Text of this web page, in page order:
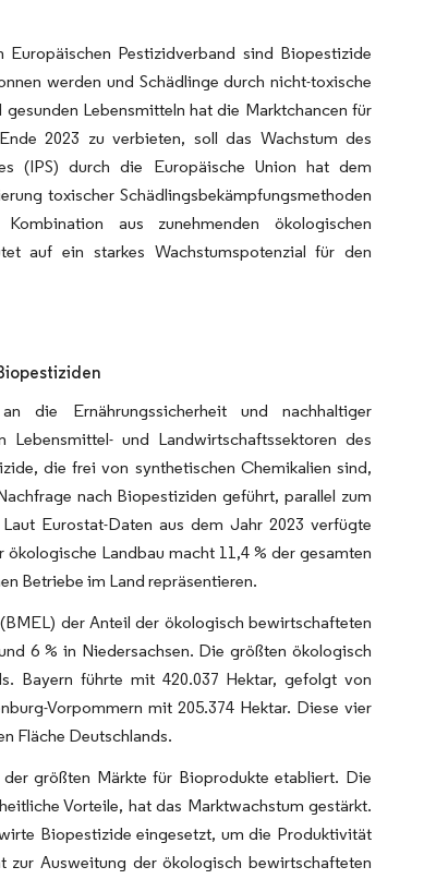
Pestizidverband sind Biopestizide
werden und Schädlinge durch nicht-toxische
Lebensmitteln hat die Marktchancen für
2023 zu verbieten, soll das Wachstum des
(IPS) durch die Europäische Union hat dem
toxischer Schädlingsbekämpfungsmethoden
aus zunehmenden ökologischen
auf ein starkes Wachstumspotenzial für den
die Ernährungssicherheit und nachhaltiger
und Landwirtschaftssektoren des
die frei von synthetischen Chemikalien sind,
nach Biopestiziden geführt, parallel zum
Eurostat-Daten aus dem Jahr 2023 verfügte
Landbau macht 11,4 % der gesamten
Betriebe im Land repräsentieren.
der Anteil der ökologisch bewirtschafteten
6 % in Niedersachsen. Die größten ökologisch
Bayern führte mit 420.037 Hektar, gefolgt von
Vorpommern mit 205.374 Hektar. Diese vier
Fläche Deutschlands.
größten Märkte für Bioprodukte etabliert. Die
Vorteile, hat das Marktwachstum gestärkt.
Biopestizide eingesetzt, um die Produktivität
zur Ausweitung der ökologisch bewirtschafteten